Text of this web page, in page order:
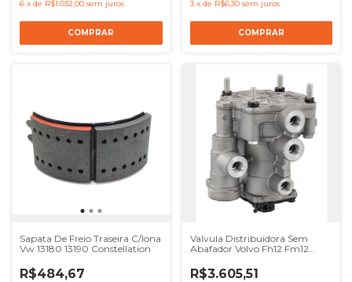
6 x de R$1.032,00 sem juros 3 x de R$6,30 sem juros
Sapata De Freio Traseira C/lona
Vw 13180 13190 Constellation
R$484,67
Valvula Distribuidora Sem
Abafador Volvo Fh12 Fm12
R$3.605,51